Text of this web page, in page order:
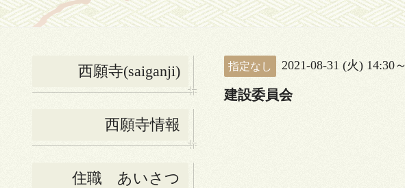
西願寺(saiganji)
西願寺情報
住職 あいさつ
指定なし 2021-08-31 (火) 14:30～
建設委員会